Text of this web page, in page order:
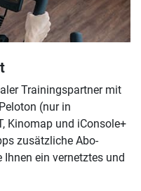
Trainingspartner mit
(nur in
Kinomap und iConsole+
zusätzliche Abo-
ein vernetztes und